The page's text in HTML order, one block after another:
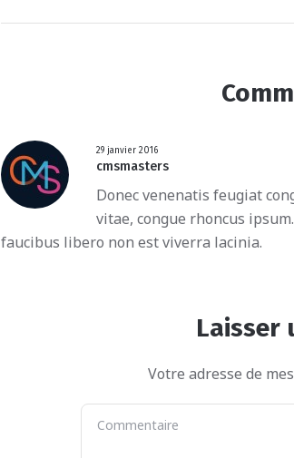
29 janvier 2016
cmsmasters
Donec venenatis feugiat
vitae, congue rhoncus
faucibus libero non est viverra lacinia.
Laisser
Votre adresse de